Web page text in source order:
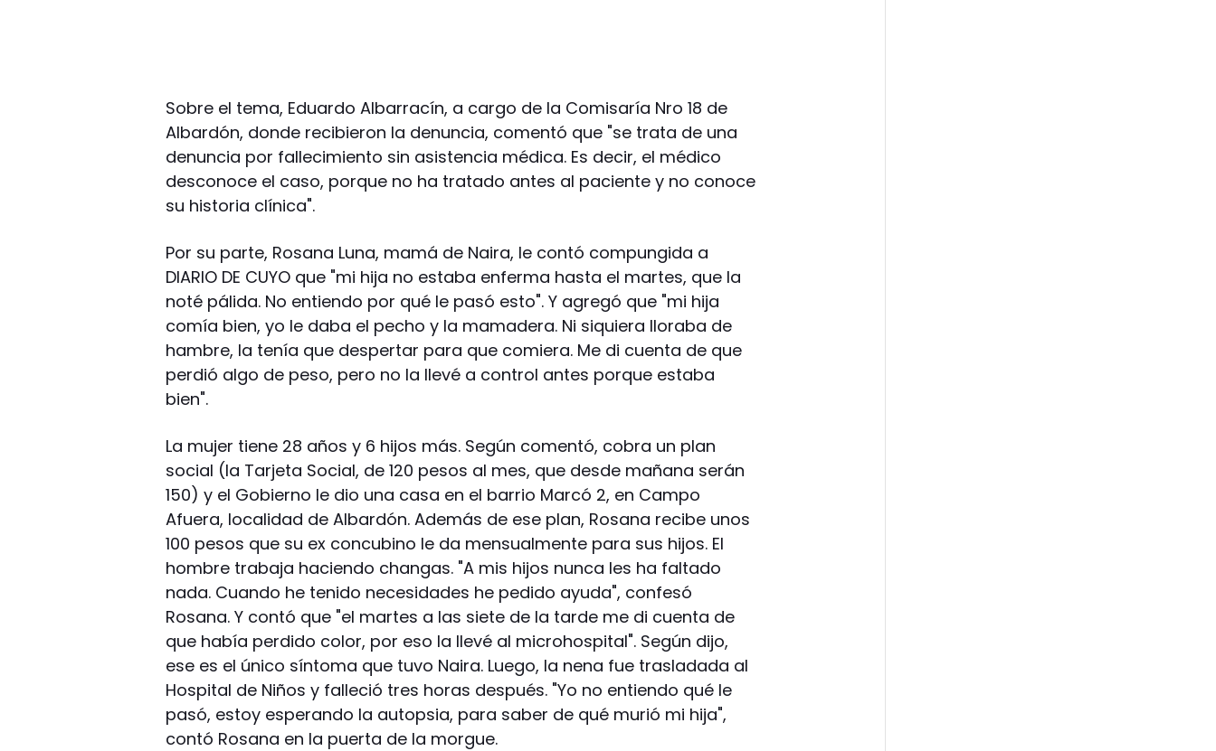
Sobre el tema, Eduardo Albarracín, a cargo de la Comisaría Nro 18 de
Albardón, donde recibieron la denuncia, comentó que "se trata de una
denuncia por fallecimiento sin asistencia médica. Es decir, el médico
desconoce el caso, porque no ha tratado antes al paciente y no conoce
su historia clínica".
Por su parte, Rosana Luna, mamá de Naira, le contó compungida a
DIARIO DE CUYO que "mi hija no estaba enferma hasta el martes, que la
noté pálida. No entiendo por qué le pasó esto". Y agregó que "mi hija
comía bien, yo le daba el pecho y la mamadera. Ni siquiera lloraba de
hambre, la tenía que despertar para que comiera. Me di cuenta de que
perdió algo de peso, pero no la llevé a control antes porque estaba
bien".
La mujer tiene 28 años y 6 hijos más. Según comentó, cobra un plan
social (la Tarjeta Social, de 120 pesos al mes, que desde mañana serán
150) y el Gobierno le dio una casa en el barrio Marcó 2, en Campo
Afuera, localidad de Albardón. Además de ese plan, Rosana recibe unos
100 pesos que su ex concubino le da mensualmente para sus hijos. El
hombre trabaja haciendo changas. "A mis hijos nunca les ha faltado
nada. Cuando he tenido necesidades he pedido ayuda", confesó
Rosana. Y contó que "el martes a las siete de la tarde me di cuenta de
que había perdido color, por eso la llevé al microhospital". Según dijo,
ese es el único síntoma que tuvo Naira. Luego, la nena fue trasladada al
Hospital de Niños y falleció tres horas después. "Yo no entiendo qué le
pasó, estoy esperando la autopsia, para saber de qué murió mi hija",
contó Rosana en la puerta de la morgue.